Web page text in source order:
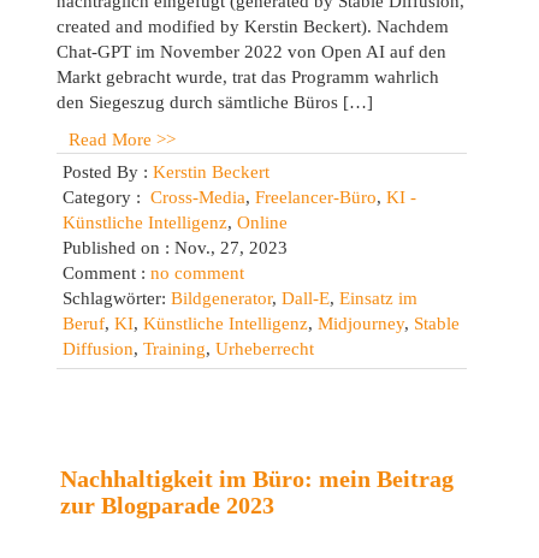
created and modified by Kerstin Beckert). Nachdem
Chat-GPT im November 2022 von Open AI auf den
Markt gebracht wurde, trat das Programm wahrlich
den Siegeszug durch sämtliche Büros […]
Read More >>
Posted By : Kerstin Beckert
Category : Cross-Media, Freelancer-Büro, KI -
Künstliche Intelligenz, Online
Published on : Nov., 27, 2023
Comment : no comment
Schlagwörter: Bildgenerator, Dall-E, Einsatz im
Beruf, KI, Künstliche Intelligenz, Midjourney, Stable
Diffusion, Training, Urheberrecht
Nachhaltigkeit im Büro: mein Beitrag
zur Blogparade 2023